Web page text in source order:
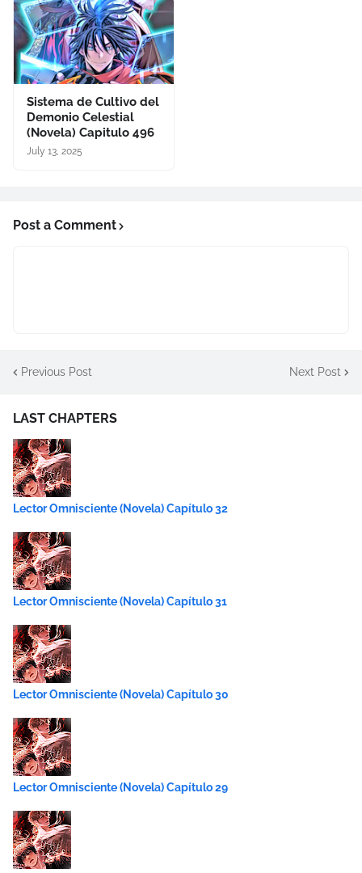
Sistema de Cultivo del
Demonio Celestial
(Novela) Capitulo 496
July 13, 2025
Post a Comment
Previous Post Next Post
LAST CHAPTERS
Lector Omnisciente (Novela) Capítulo 32
Lector Omnisciente (Novela) Capítulo 31
Lector Omnisciente (Novela) Capítulo 30
Lector Omnisciente (Novela) Capítulo 29